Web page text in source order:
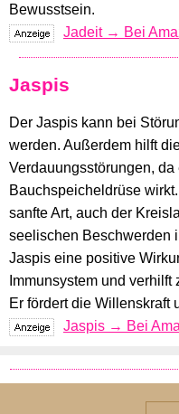
Bewusstsein.
Jadeit → Bei
Jaspis
Der Jaspis kann bei
werden. Außerdem hilft
Verdauungsstörungen,
Bauchspeicheldrüse
sanfte Art, auch der
seelischen Beschwerden
Jaspis eine positive
Immunsystem und
Er fördert die Willenskraft
Jaspis → Bei